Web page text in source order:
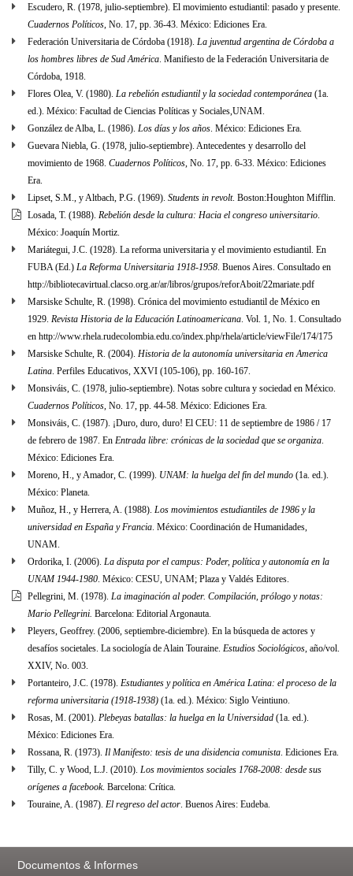
Escudero, R. (1978, julio-septiembre). El movimiento estudiantil: pasado y presente.
Cuadernos Políticos, No. 17, pp. 36-43. México: Ediciones Era.
Federación Universitaria de Córdoba (1918). La juventud argentina de Córdoba a
los hombres libres de Sud América. Manifiesto de la Federación Universitaria de
Córdoba, 1918.
Flores Olea, V. (1980). La rebelión estudiantil y la sociedad contemporánea (1a.
ed.). México: Facultad de Ciencias Políticas y Sociales,UNAM.
González de Alba, L. (1986). Los días y los años. México: Ediciones Era.
Guevara Niebla, G. (1978, julio-septiembre). Antecedentes y desarrollo del
movimiento de 1968. Cuadernos Políticos, No. 17, pp. 6-33. México: Ediciones
Era.
Lipset, S.M., y Altbach, P.G. (1969). Students in revolt. Boston:Houghton Mifflin.
Losada, T. (1988). Rebelión desde la cultura: Hacia el congreso universitario.
México: Joaquín Mortiz.
Mariátegui, J.C. (1928). La reforma universitaria y el movimiento estudiantil. En
FUBA (Ed.) La Reforma Universitaria 1918-1958. Buenos Aires. Consultado en
http://bibliotecavirtual.clacso.org.ar/ar/libros/grupos/reforAboit/22mariate.pdf
Marsiske Schulte, R. (1998). Crónica del movimiento estudiantil de México en
1929. Revista Historia de la Educación Latinoamericana. Vol. 1, No. 1. Consultado
en http://www.rhela.rudecolombia.edu.co/index.php/rhela/article/viewFile/174/175
Marsiske Schulte, R. (2004). Historia de la autonomía universitaria en America
Latina. Perfiles Educativos, XXVI (105-106), pp. 160-167.
Monsiváis, C. (1978, julio-septiembre). Notas sobre cultura y sociedad en México.
Cuadernos Políticos, No. 17, pp. 44-58. México: Ediciones Era.
Monsiváis, C. (1987). ¡Duro, duro, duro! El CEU: 11 de septiembre de 1986 / 17
de febrero de 1987. En Entrada libre: crónicas de la sociedad que se organiza.
México: Ediciones Era.
Moreno, H., y Amador, C. (1999). UNAM: la huelga del fin del mundo (1a. ed.).
México: Planeta.
Muñoz, H., y Herrera, A. (1988). Los movimientos estudiantiles de 1986 y la
universidad en España y Francia. México: Coordinación de Humanidades,
UNAM.
Ordorika, I. (2006). La disputa por el campus: Poder, política y autonomía en la
UNAM 1944-1980. México: CESU, UNAM; Plaza y Valdés Editores.
Pellegrini, M. (1978). La imaginación al poder. Compilación, prólogo y notas:
Mario Pellegrini. Barcelona: Editorial Argonauta.
Pleyers, Geoffrey. (2006, septiembre-diciembre). En la búsqueda de actores y
desafíos societales. La sociología de Alain Touraine. Estudios Sociológicos, año/vol.
XXIV, No. 003.
Portanteiro, J.C. (1978). Estudiantes y política en América Latina: el proceso de la
reforma universitaria (1918-1938) (1a. ed.). México: Siglo Veintiuno.
Rosas, M. (2001). Plebeyas batallas: la huelga en la Universidad (1a. ed.).
México: Ediciones Era.
Rossana, R. (1973). Il Manifesto: tesis de una disidencia comunista. Ediciones Era.
Tilly, C. y Wood, L.J. (2010). Los movimientos sociales 1768-2008: desde sus
orígenes a facebook. Barcelona: Crítica.
Touraine, A. (1987). El regreso del actor. Buenos Aires: Eudeba.
Documentos & Informes